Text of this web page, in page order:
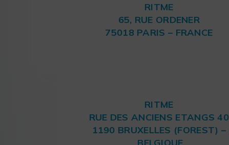
RITME
65, RUE ORDENER
75018 PARIS – FRANCE
RITME
RUE DES ANCIENS ETANGS 40
1190 BRUXELLES (FOREST) –